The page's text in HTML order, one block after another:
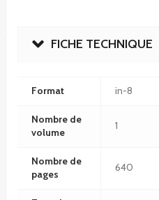
FICHE TECHNIQUE
Format in-8
Nombre de
volume
1
Nombre de
pages
640